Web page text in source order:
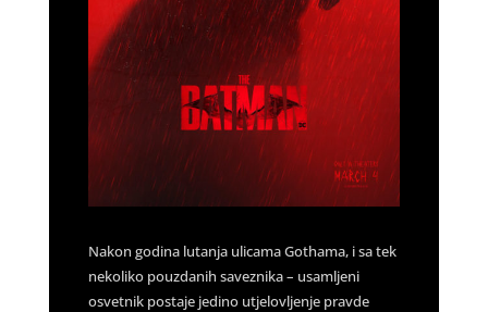
Nakon godina lutanja ulicama Gothama, i sa tek
nekoliko pouzdanih saveznika – usamljeni
osvetnik postaje jedino utjelovljenje pravde